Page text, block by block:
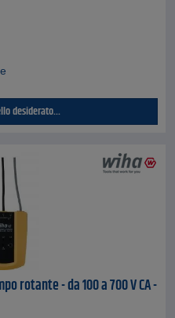
desiderato...
rotante - da 100 a 700 V CA -